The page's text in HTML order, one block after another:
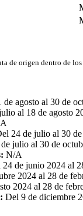
de origen dentro de
de agosto al 30 de
al 18 de agosto
24 de julio al 30
julio al 30 de
N/A
24 de junio 2024 al
2024 al 28 de
2024 al 28 de
Del 9 de diciembre